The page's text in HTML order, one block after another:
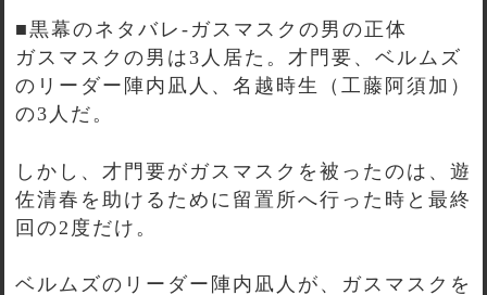
■黒幕のネタバレ-ガスマスクの男の正体
ガスマスクの男は3人居た。才門要、ベルムズ
のリーダー陣内凪人、名越時生（工藤阿須加）
の3人だ。
しかし、才門要がガスマスクを被ったのは、遊
佐清春を助けるために留置所へ行った時と最終
回の2度だけ。
ベルムズのリーダー陣内凪人が、ガスマスクを